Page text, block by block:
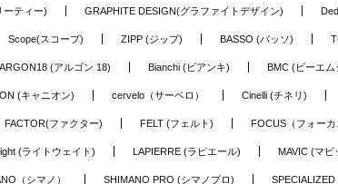
ーティー) GRAPHITE DESIGN(グラファイトデザイン)
Scope(スコープ) ZIPP (ジップ) BASSO (バッソ)
ARGON18 (アルゴン 18) Bianchi (ビアンキ) BMC (ビーエム
(キャニオン) cervelo（サーベロ） Cinelli (チネリ)
FACTOR(ファクター) FELT (フェルト) FOCUS（フォーカ
(ライトウェイト) LAPIERRE (ラピエール) MAVIC (マビ
（シマノ） SHIMANO PRO (シマノプロ)